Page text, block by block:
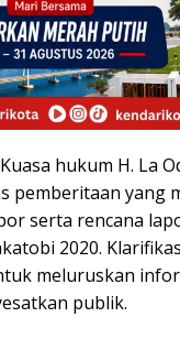
hukum H. La
pemberitaan yang
serta rencana
2020.
meluruskan
publik.